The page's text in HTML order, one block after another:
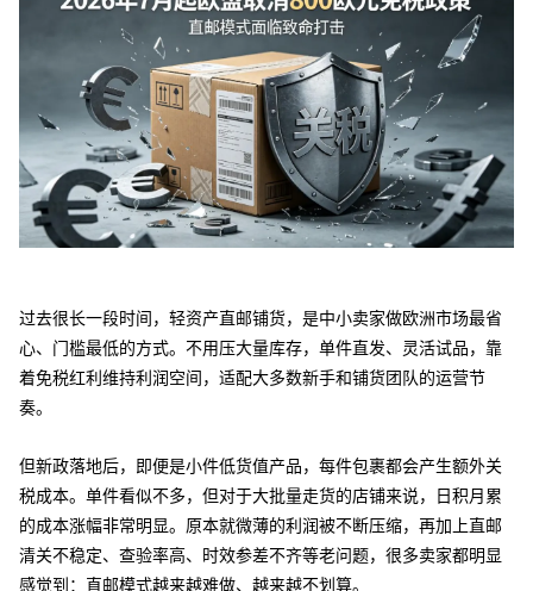
过去很长一段时间，轻资产直邮铺货，是中小卖家做欧洲市场最省
心、门槛最低的方式。不用压大量库存，单件直发、灵活试品，靠
着免税红利维持利润空间，适配大多数新手和铺货团队的运营节
奏。
但新政落地后，即便是小件低货值产品，每件包裹都会产生额外关
税成本。单件看似不多，但对于大批量走货的店铺来说，日积月累
的成本涨幅非常明显。原本就微薄的利润被不断压缩，再加上直邮
清关不稳定、查验率高、时效参差不齐等老问题，很多卖家都明显
感觉到：直邮模式越来越难做、越来越不划算。